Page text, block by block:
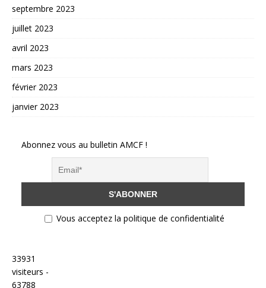
septembre 2023
juillet 2023
avril 2023
mars 2023
février 2023
janvier 2023
Abonnez vous au bulletin AMCF !
Vous acceptez la politique de confidentialité
33931
visiteurs -
63788